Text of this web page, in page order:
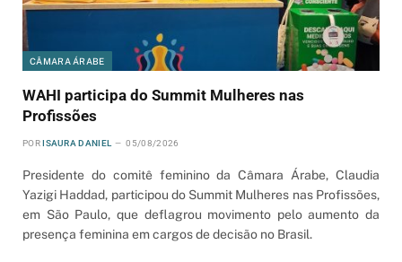
CÂMARA ÁRABE
WAHI participa do Summit Mulheres nas
Profissões
POR ISAURA DANIEL 05/08/2026
Presidente do comitê feminino da Câmara Árabe, Claudia
Yazigi Haddad, participou do Summit Mulheres nas Profissões,
em São Paulo, que deflagrou movimento pelo aumento da
presença feminina em cargos de decisão no Brasil.